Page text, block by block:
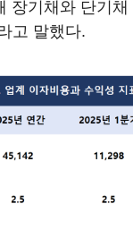
장기채와 단기채
고 말했다.